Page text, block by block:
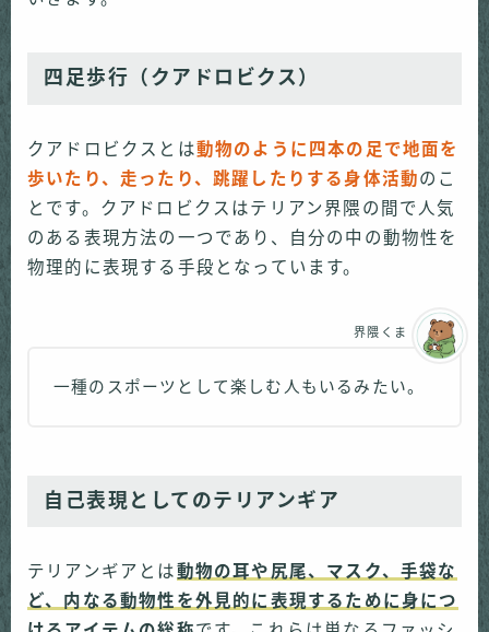
四足歩行（クアドロビクス）
クアドロビクスとは動物のように四本の足で地面を
歩いたり、走ったり、跳躍したりする身体活動のこ
とです。クアドロビクスはテリアン界隈の間で人気
のある表現方法の一つであり、自分の中の動物性を
物理的に表現する手段となっています。
一種のスポーツとして楽しむ人もいるみたい。
界隈くま
自己表現としてのテリアンギア
テリアンギアとは動物の耳や尻尾、マスク、手袋な
ど、内なる動物性を外見的に表現するために身につ